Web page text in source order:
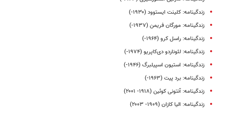
زندگینامه: کلینت ایستوود (۱۹۳۰-)
زندگینامه: مورگان فریمن (۱۹۳۷-)
زندگینامه: راسل کرو (۱۹۶۴-)
زندگینامه: لئوناردو دی‌کاپریو (۱۹۷۴-)
زندگینامه: استیون اسپیلبرگ (۱۹۴۶-)
زندگینامه: برد پیت (۱۹۶۳-)
زندگینامه: آنتونی کوئین (۱۹۱۸- ۲۰۰۱)
زندگینامه: الیا کازان (۱۹۰۹- ۲۰۰۳)